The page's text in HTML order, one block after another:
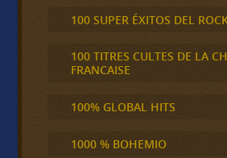
100 SUPER ÉXITOS DEL
100 TITRES CULTES DE LA
FRANCAISE
100% GLOBAL HITS
1000 % BOHEMIO